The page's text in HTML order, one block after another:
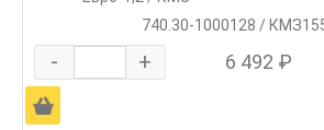
740.30-1000128 /
- + 6 492 ₽
Ä